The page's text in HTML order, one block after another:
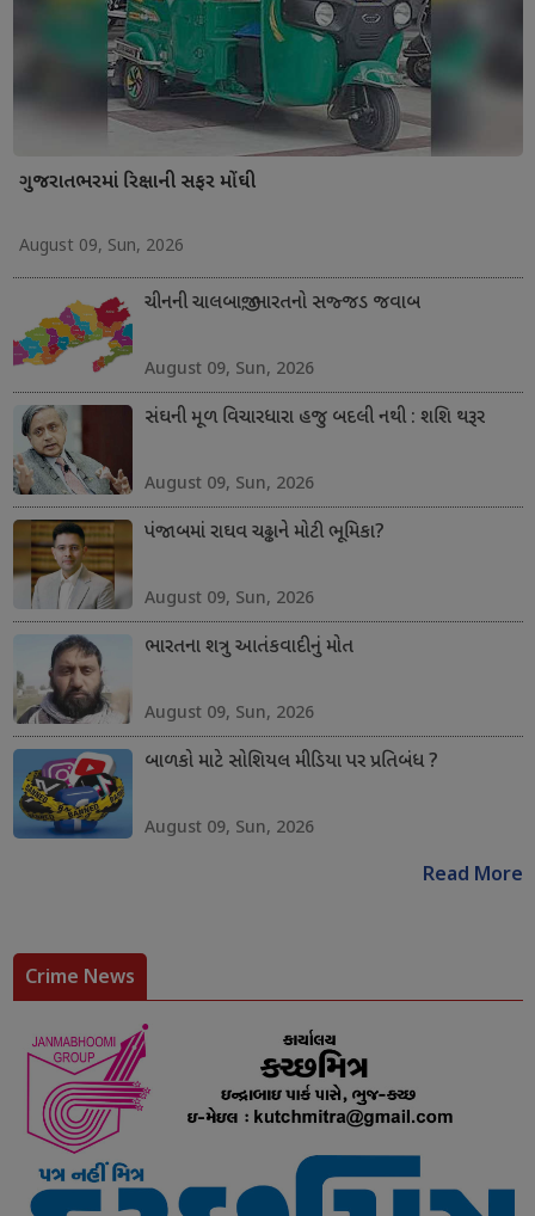
ગુજરાતભરમાં રિક્ષાની સફર મોંઘી
August 09, Sun, 2026
ચીનની ચાલબાજી; ભારતનો સજ્જડ જવાબ
August 09, Sun, 2026
સંઘની મૂળ વિચારધારા હજુ બદલી નથી : શશિ થરૂર
August 09, Sun, 2026
પંજાબમાં રાઘવ ચઢ્ઢાને મોટી ભૂમિકા?
August 09, Sun, 2026
ભારતના શત્રુ આતંકવાદીનું મોત
August 09, Sun, 2026
બાળકો માટે સોશિયલ મીડિયા પર પ્રતિબંધ ?
August 09, Sun, 2026
Read More
Crime News